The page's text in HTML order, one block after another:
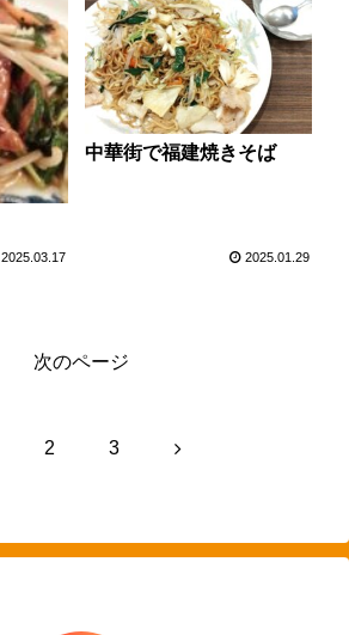
2025.03.17
中華街で福建焼きそば
2025.01.29
次のページ
2 3 次